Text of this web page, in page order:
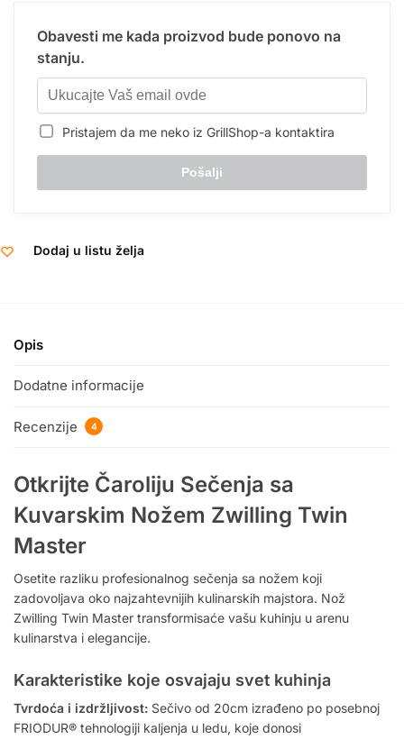
Obavesti me kada proizvod bude ponovo na
stanju.
Pristajem da me neko iz GrillShop-a kontaktira
Dodaj u listu želja
Opis
Dodatne informacije
Recenzije 4
Otkrijte Čaroliju Sečenja sa
Kuvarskim Nožem Zwilling Twin
Master
Osetite razliku profesionalnog sečenja sa nožem koji
zadovoljava oko najzahtevnijih kulinarskih majstora. Nož
Zwilling Twin Master transformisaće vašu kuhinju u arenu
kulinarstva i elegancije.
Karakteristike koje osvajaju svet kuhinja
Tvrdoća i izdržljivost: Sečivo od 20cm izrađeno po posebnoj
FRIODUR® tehnologiji kaljenja u ledu, koje donosi